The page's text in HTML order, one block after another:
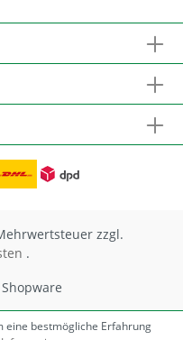
untereinander (z.
sowie für deren
zzgl.
.
eine bestmögliche Erfahrung